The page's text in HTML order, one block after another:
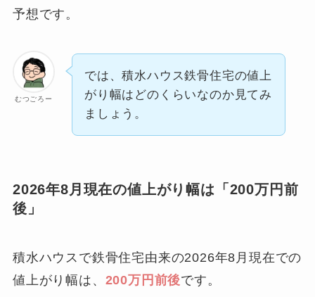
予想です。
むつごろー
では、積水ハウス鉄骨住宅の値上
がり幅はどのくらいなのか見てみ
ましょう。
2026年8月現在の値上がり幅は「200万円前
後」
積水ハウスで鉄骨住宅由来の2026年8月現在での
値上がり幅は、 200万円前後です。